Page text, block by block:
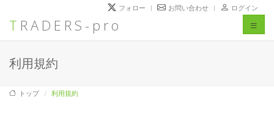
TRADERS-pro
フォロー お問い合わせ ログイン
Toggle
利用規約
トップ 利用規約